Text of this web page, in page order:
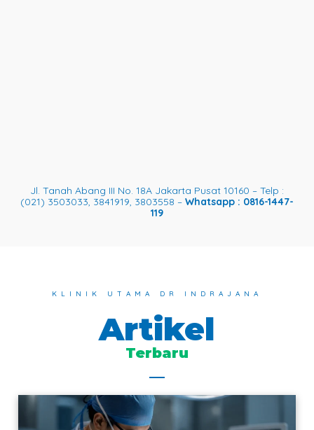
Jl. Tanah Abang III No. 18A Jakarta Pusat 10160 – Telp :
(021) 3503033, 3841919, 3803558 – Whatsapp : 0816-1447-
119
KLINIK UTAMA DR INDRAJANA
Artikel
Terbaru